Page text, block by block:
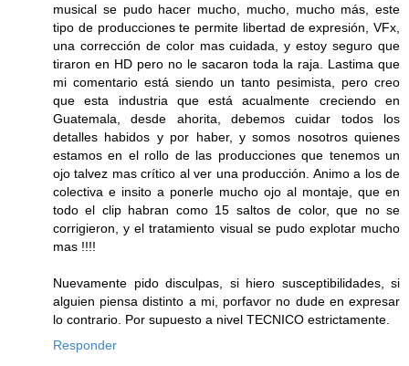
musical se pudo hacer mucho, mucho, mucho más, este
tipo de producciones te permite libertad de expresión, VFx,
una corrección de color mas cuidada, y estoy seguro que
tiraron en HD pero no le sacaron toda la raja. Lastima que
mi comentario está siendo un tanto pesimista, pero creo
que esta industria que está acualmente creciendo en
Guatemala, desde ahorita, debemos cuidar todos los
detalles habidos y por haber, y somos nosotros quienes
estamos en el rollo de las producciones que tenemos un
ojo talvez mas crítico al ver una producción. Animo a los de
colectiva e insito a ponerle mucho ojo al montaje, que en
todo el clip habran como 15 saltos de color, que no se
corrigieron, y el tratamiento visual se pudo explotar mucho
mas !!!!
Nuevamente pido disculpas, si hiero susceptibilidades, si
alguien piensa distinto a mi, porfavor no dude en expresar
lo contrario. Por supuesto a nivel TECNICO estrictamente.
Responder